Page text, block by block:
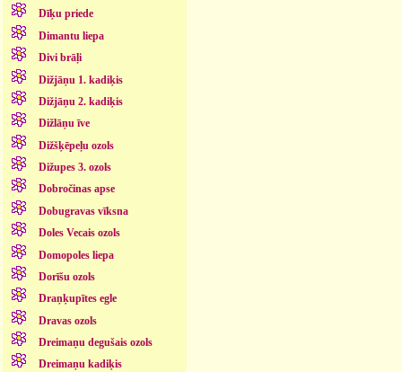
Dīķu priede
Dimantu liepa
Divi brāļi
Dižjāņu 1. kadiķis
Dižjāņu 2. kadiķis
Dižlāņu īve
Dižšķēpeļu ozols
Dižupes 3. ozols
Dobročinas apse
Dobugravas vīksna
Doles Vecais ozols
Domopoles liepa
Dorīšu ozols
Draņķupītes egle
Dravas ozols
Dreimaņu degušais ozols
Dreimaņu kadiķis